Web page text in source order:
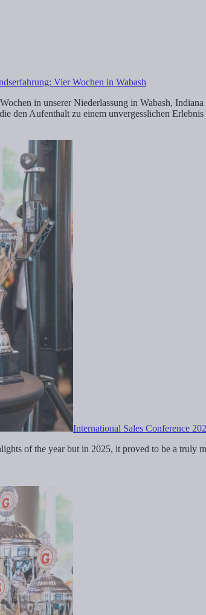
Vier Wochen in Wabash
in unserer Niederlassung in Wabash,
den Aufenthalt zu einem unvergesslichen
International Sales Conference
of the year but in 2025, it proved to be a truly